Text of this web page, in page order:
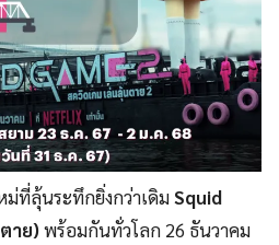
ม่ที่ลุ้นระทึกยิ่งกว่าเดิมSquid
าย)พร้อมกันทั่วโลก 26 ธันวาคม